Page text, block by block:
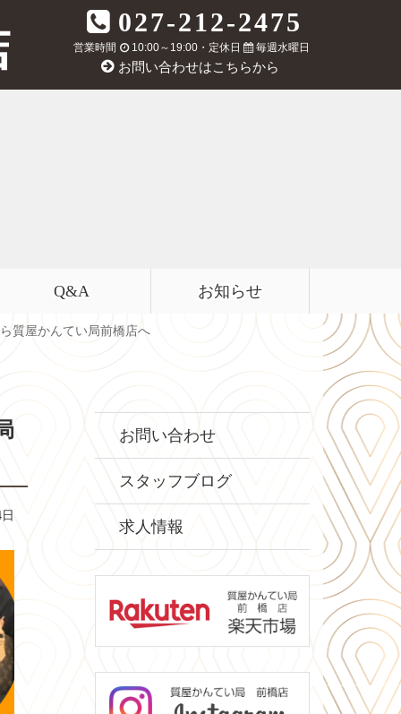
027-212-2475
営業時間 10:00～19:00・定休日 毎週水曜日
お問い合わせはこちらから
Q&A お知らせ
質屋かんてい局前橋店へ
お問い合わせ
スタッフブログ
求人情報